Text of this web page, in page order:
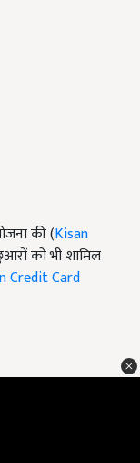
की (Kisan
को भी शामिल
Credit Card